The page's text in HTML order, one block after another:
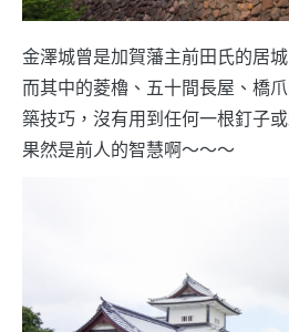
金澤城曾是加賀藩主前田氏的居
而其中的菱櫓、五十間長屋、橋
築技巧，沒有用到任何一根釘子
果然是前人的智慧啊～～～